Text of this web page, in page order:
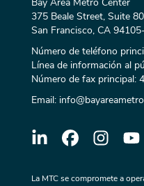
375 Beale Street, Suite
San Francisco, CA
Número de teléfono
Línea de información al
Número de fax principal:
Email:
La MTC se compromete a